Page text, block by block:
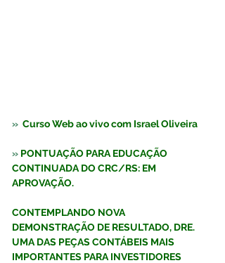
» Curso Web ao vivo com Israel Oliveira
» PONTUAÇÃO PARA EDUCAÇÃO
CONTINUADA DO CRC/RS: EM
APROVAÇÃO.
CONTEMPLANDO NOVA
DEMONSTRAÇÃO DE RESULTADO, DRE.
UMA DAS PEÇAS CONTÁBEIS MAIS
IMPORTANTES PARA INVESTIDORES